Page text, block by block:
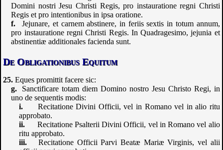
Domini nostri Jesu Christi Regis, pro instauratione regni Christi
Regis et pro intentionibus in ipsa oratione.
Jejunare, et carnem abstinere, in feriis sextis in totum annum,
pro instauratione regni Christi Regis. In Quadragesimo, jejunia et
abstinentiæ additionales facienda sunt.
De Obligationibus Equitum
Eques promittit facere sic:
Sanctificare totam diem Domino nostro Jesu Christo Regi, in
uno de sequentis modis:
Recitatione Divini Officii, vel in Romano vel in alio ritu
approbato.
Recitatione Psalterii Divini Officii, vel in Romano vel alio
ritu approbato.
Recitatione Officii Parvi Beatæ Mariæ Virginis, vel alii